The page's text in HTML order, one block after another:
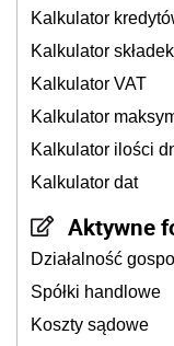
Kalkulator
Kalkulator
Kalkulator VAT
Kalkulator
Kalkulator ilości
Kalkulator dat
Aktywne
Działalność
Spółki handlowe
Koszty sądowe